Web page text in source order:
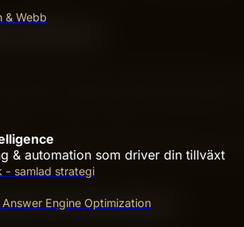
& Webb
& automation som driver din tillväxt
- samlad strategi
Answer Engine Optimization
att känna till. Naturliga länkar
länkar skapas genom aktiv
kan riskera straff från sökmotorer.
De binder samman sidor inom
stärker din webbplats auktoritet och
Kvantitet